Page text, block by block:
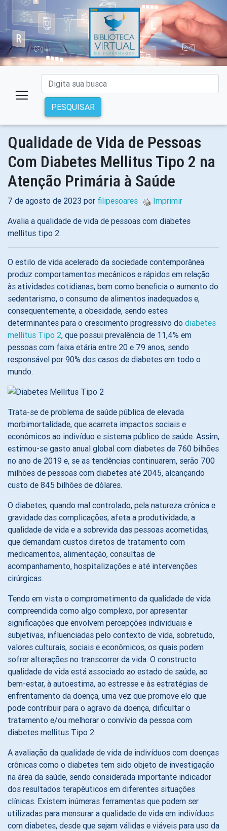
PESQUISAR
Qualidade de Vida de Pessoas
Com Diabetes Mellitus Tipo 2 na
Atenção Primária à Saúde
7 de agosto de 2023 por filipesoares
Imprimir
Avalia a qualidade de vida de pessoas com diabetes
mellitus tipo 2.
O estilo de vida acelerado da sociedade contemporânea
produz comportamentos mecânicos e rápidos em relação
às atividades cotidianas, bem como beneficia o aumento do
sedentarismo, o consumo de alimentos inadequados e,
consequentemente, a obesidade, sendo estes
determinantes para o crescimento progressivo do diabetes
mellitus Tipo 2, que possui prevalência de 11,4% em
pessoas com faixa etária entre 20 e 79 anos, sendo
responsável por 90% dos casos de diabetes em todo o
mundo.
Trata-se de problema de saúde pública de elevada
morbimortalidade, que acarreta impactos sociais e
econômicos ao indivíduo e sistema público de saúde. Assim,
estimou-se gasto anual global com diabetes de 760 bilhões
no ano de 2019 e, se as tendências continuarem, serão 700
milhões de pessoas com diabetes até 2045, alcançando
custo de 845 bilhões de dólares.
O diabetes, quando mal controlado, pela natureza crônica e
gravidade das complicações, afeta a produtividade, a
qualidade de vida e a sobrevida das pessoas acometidas,
que demandam custos diretos de tratamento com
medicamentos, alimentação, consultas de
acompanhamento, hospitalizações e até intervenções
cirúrgicas.
Tendo em vista o comprometimento da qualidade de vida
compreendida como algo complexo, por apresentar
significações que envolvem percepções individuais e
subjetivas, influenciadas pelo contexto de vida, sobretudo,
valores culturais, sociais e econômicos, os quais podem
sofrer alterações no transcorrer da vida. O constructo
qualidade de vida está associado ao estado de saúde, ao
bem-estar, à autoestima, ao estresse e às estratégias de
enfrentamento da doença, uma vez que promove elo que
pode contribuir para o agravo da doença, dificultar o
tratamento e/ou melhorar o convívio da pessoa com
diabetes mellitus Tipo 2.
A avaliação da qualidade de vida de indivíduos com doenças
crônicas como o diabetes tem sido objeto de investigação
na área da saúde, sendo considerada importante indicador
dos resultados terapêuticos em diferentes situações
clínicas. Existem inúmeras ferramentas que podem ser
utilizadas para mensurar a qualidade de vida em indivíduos
com diabetes, desde que sejam válidas e viáveis para uso da